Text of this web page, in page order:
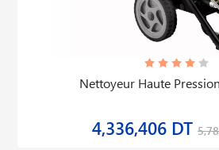
Nettoyeur Haute
4,336,406 DT